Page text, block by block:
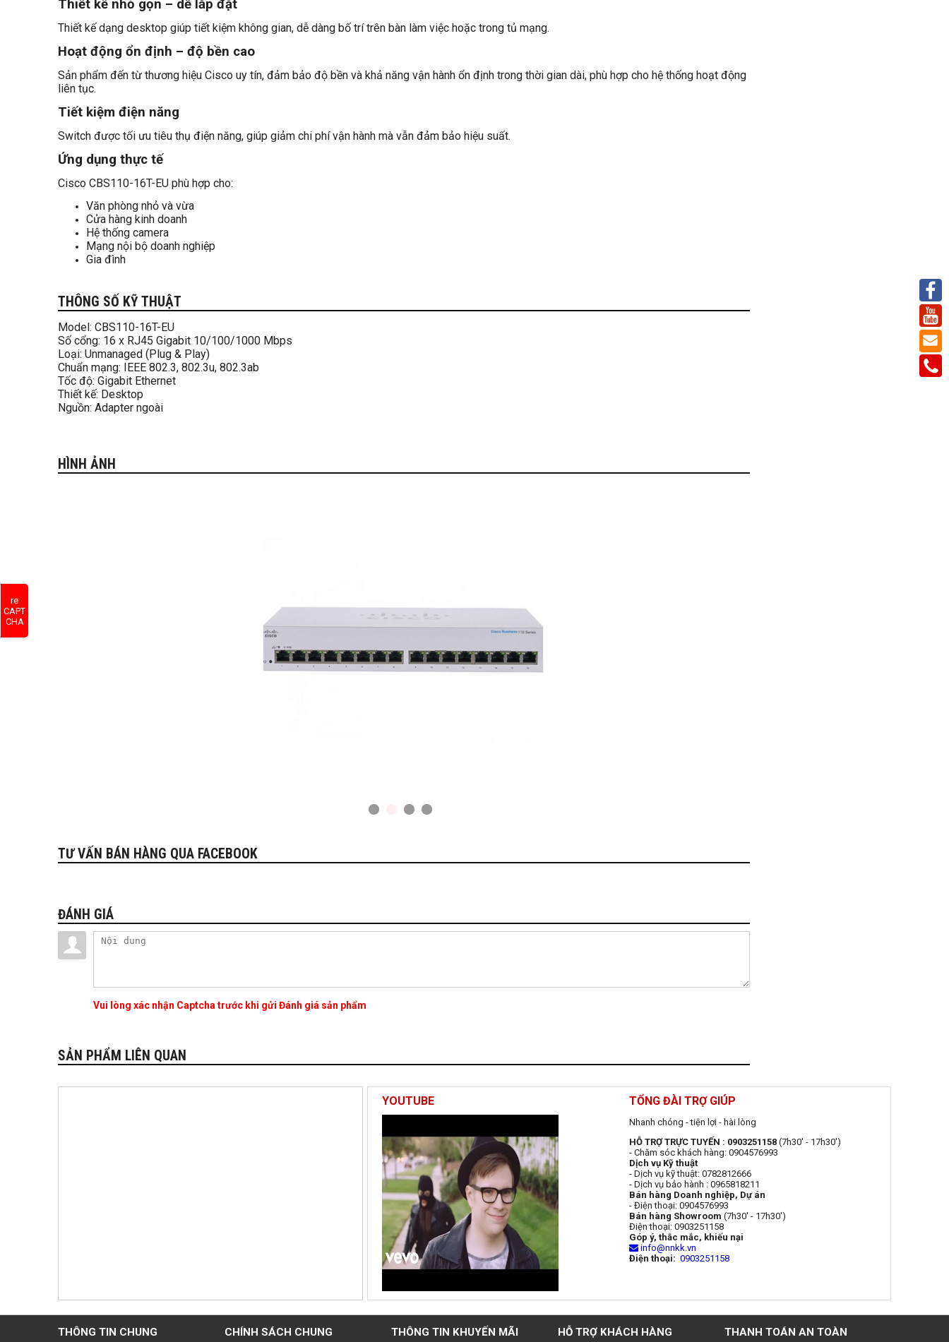
Thiết kế nhỏ gọn – dễ lắp đặt
Thiết kế dạng desktop giúp tiết kiệm không gian, dễ dàng bố trí trên bàn làm việc hoặc trong tủ mạng.
Hoạt động ổn định – độ bền cao
Sản phẩm đến từ thương hiệu Cisco uy tín, đảm bảo độ bền và khả năng vận hành ổn định trong thời gian dài, phù hợp cho hệ thống hoạt động
liên tục.
Tiết kiệm điện năng
Switch được tối ưu tiêu thụ điện năng, giúp giảm chi phí vận hành mà vẫn đảm bảo hiệu suất.
Ứng dụng thực tế
Cisco CBS110-16T-EU phù hợp cho:
Văn phòng nhỏ và vừa
Cửa hàng kinh doanh
Hệ thống camera
Mạng nội bộ doanh nghiệp
Gia đình
THÔNG SỐ KỸ THUẬT
Model: CBS110-16T-EU
Số cổng: 16 x RJ45 Gigabit 10/100/1000 Mbps
Loại: Unmanaged (Plug & Play)
Chuẩn mạng: IEEE 802.3, 802.3u, 802.3ab
Tốc độ: Gigabit Ethernet
Thiết kế: Desktop
Nguồn: Adapter ngoài
HÌNH ẢNH
TƯ VẤN BÁN HÀNG QUA FACEBOOK
ĐÁNH GIÁ
re
CAPT
CHA
Vui lòng xác nhận Captcha trước khi gửi Đánh giá sản phẩm
SẢN PHẨM LIÊN QUAN
YOUTUBE TỔNG ĐÀI TRỢ GIÚP
Nhanh chóng - tiện lợi - hài lòng
HỖ TRỢ TRỰC TUYẾN : 0903251158 (7h30' - 17h30')
- Chăm sóc khách hàng: 0904576993
Dịch vụ Kỹ thuật
- Dịch vụ kỹ thuật: 0782812666
- Dịch vụ bảo hành : 0965818211
Bán hàng Doanh nghiệp, Dự án
- Điện thoại: 0904576993
Bán hàng Showroom (7h30' - 17h30')
Điện thoại: 0903251158
Góp ý, thắc mắc, khiếu nại
info@nnkk.vn
Điện thoại: 0903251158
THÔNG TIN CHUNG CHÍNH SÁCH CHUNG THÔNG TIN KHUYẾN MÃI HỖ TRỢ KHÁCH HÀNG THANH TOÁN AN TOÀN